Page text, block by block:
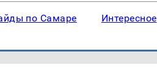
по Самаре Интересное